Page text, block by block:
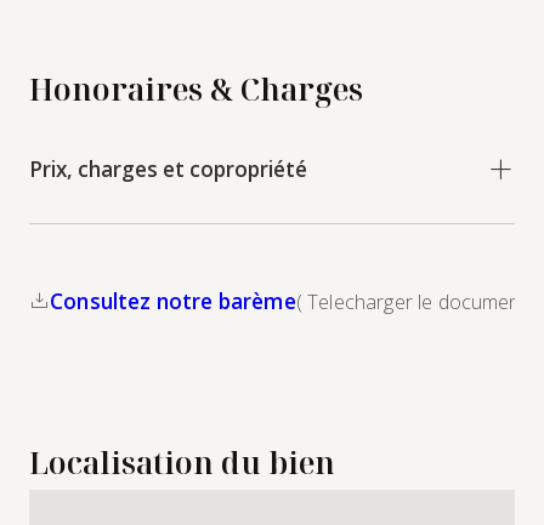
Honoraires & Charges
Prix, charges et copropriété
Consultez notre barème( Telecharger le document )
Localisation du bien